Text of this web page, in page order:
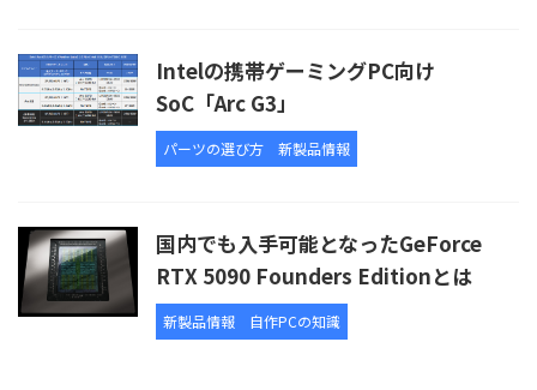
Intelの携帯ゲーミングPC向け
SoC「Arc G3」
パーツの選び方 新製品情報
国内でも入手可能となったGeForce
RTX 5090 Founders Editionとは
新製品情報 自作PCの知識